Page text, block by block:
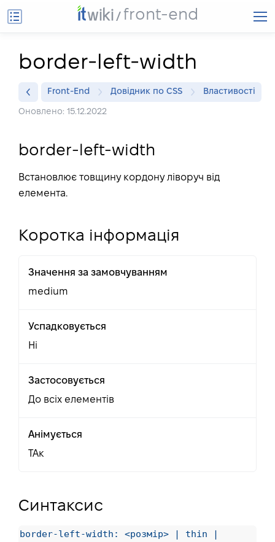
front-end
border-left-width
Front-End Довідник по CSS Властивості
Оновлено: 15.12.2022
border-left-width
Встановлює товщину кордону ліворуч від
елемента.
Коротка інформація
Значення за замовчуванням
medium
Успадковується
Ні
Застосовується
До всіх елементів
Анімується
ТАк
Синтаксис
border-left-width: <розмір> | thin |